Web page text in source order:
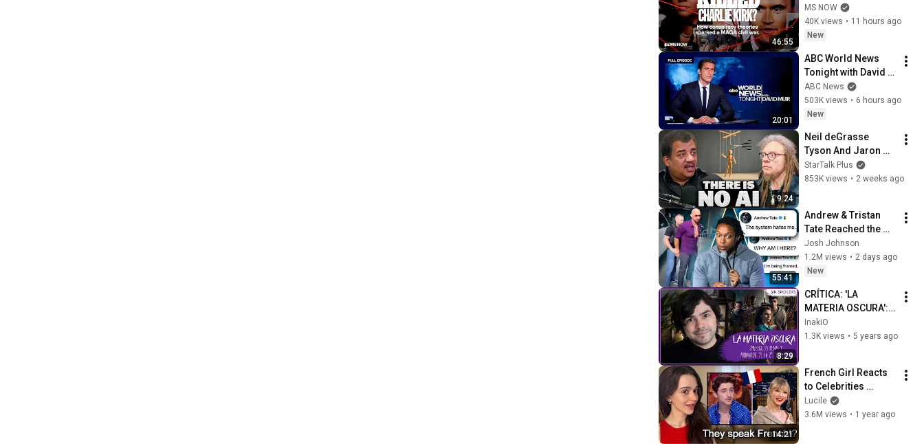
46:55
conspiracy theories
sparked a MAGA
civil war
MS NOW
40K views • 11 hours ago
New
20:01
ABC World News
Tonight with David
Muir Full Broadcast
- Aug. 8, 2026
ABC News
503K views • 6 hours ago
New
9:24
Neil deGrasse
Tyson And Jaron
Lanier on the AI
Illusion
StarTalk Plus
853K views • 2 weeks ago
55:41
Andrew & Tristan
Tate Reached the
End of the Algorithm
Josh Johnson
1.2M views • 2 days ago
New
8:29
CRÍTICA: 'LA
MATERIA OSCURA':
¿Merece la pena? y
arranque de la 2ª
InakiO
1.3K views • 5 years ago
14:21
French Girl Reacts
to Celebrities
Speaking French
Lucile
3.6M views • 1 year ago